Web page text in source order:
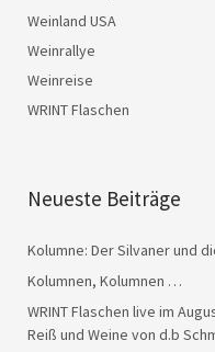
Weinland USA
Weinrallye
Weinreise
WRINT Flaschen
Neueste Beiträge
Kolumne: Der Silvaner und
Kolumnen, Kolumnen …
WRINT Flaschen live im
Reiß und Weine von d.b